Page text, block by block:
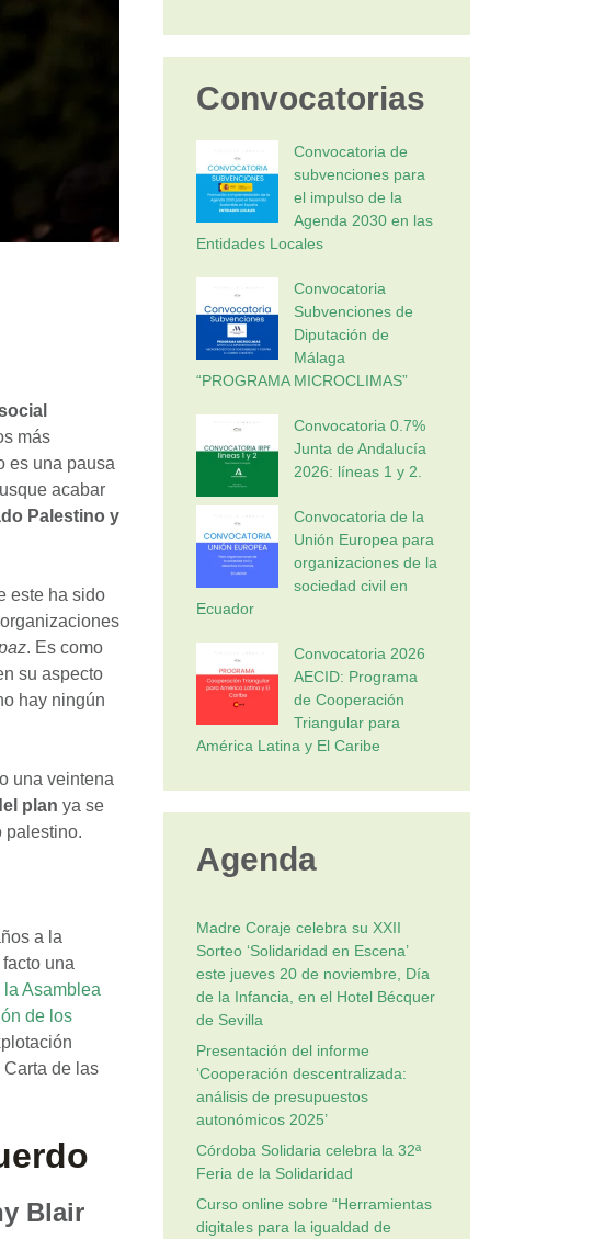
más
es una pausa
acabar
Palestino y
este ha sido
. Es como
su aspecto
hay ningún
una veintena
plan ya se
palestino.
a la
una
Asamblea
de los
de las
Blair
Convocatorias
Convocatoria de
subvenciones para
el impulso de la
Agenda 2030 en las
Entidades Locales
Convocatoria
Subvenciones de
Diputación de
Málaga
“PROGRAMA MICROCLIMAS”
Convocatoria 0.7%
Junta de Andalucía
2026: líneas 1 y 2.
Convocatoria de la
Unión Europea para
organizaciones de la
sociedad civil en
Ecuador
Convocatoria 2026
AECID: Programa
de Cooperación
Triangular para
América Latina y El Caribe
Agenda
Madre Coraje celebra su XXII
Sorteo ‘Solidaridad en Escena’
este jueves 20 de noviembre, Día
de la Infancia, en el Hotel Bécquer
de Sevilla
Presentación del informe
‘Cooperación descentralizada:
análisis de presupuestos
autonómicos 2025’
Córdoba Solidaria celebra la 32ª
Feria de la Solidaridad
Curso online sobre “Herramientas
digitales para la igualdad de